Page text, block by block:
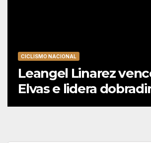
CICLISMO NACIONAL
Leangel Linarez
Elvas e lidera
Tavfer-Ovos